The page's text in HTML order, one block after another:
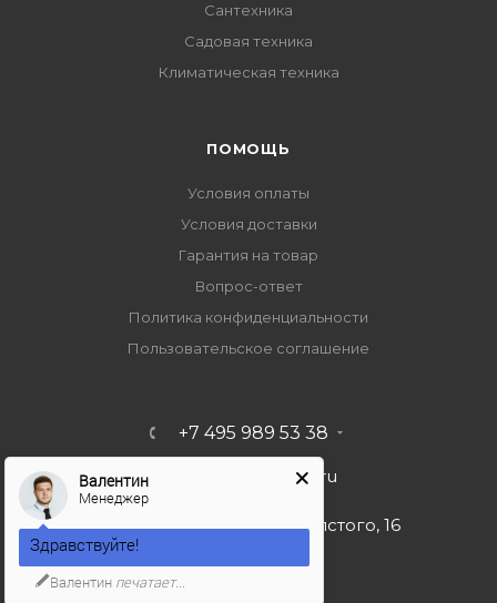
Сантехника
Садовая техника
Климатическая техника
ПОМОЩЬ
Условия оплаты
Условия доставки
Гарантия на товар
Вопрос-ответ
Политика конфиденциальности
Пользовательское соглашение
+7 495 989 53 38
import-bt@bk.ru
г. Москва, ул. Льва Толстого, 16
Валентин
Менеджер
Здравствуйте!
Валентин печатает...